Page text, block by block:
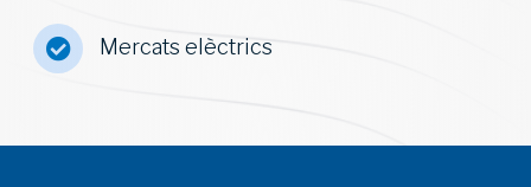
Mercats elèctrics